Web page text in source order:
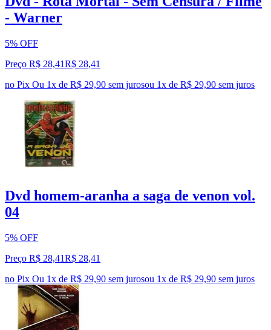
- Warner
5% OFF
Preço R$ 28,41R$ 28,41
no Pix Ou 1x de R$ 29,90 sem jurosou 1x de R$ 29,90 sem juros
Dvd homem-aranha a saga de venon vol.
04
5% OFF
Preço R$ 28,41R$ 28,41
no Pix Ou 1x de R$ 29,90 sem jurosou 1x de R$ 29,90 sem juros